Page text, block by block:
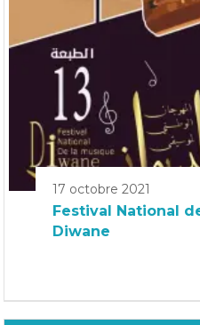
17 octobre 2021
Festival National
Diwane